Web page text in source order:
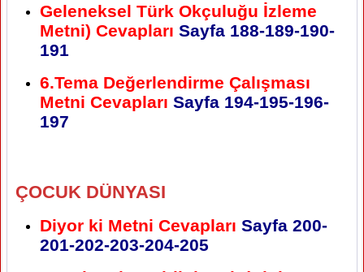
Geleneksel Türk Okçuluğu İzleme
Metni) Cevapları Sayfa 188-189-190-
191
6.Tema Değerlendirme Çalışması
Metni Cevapları Sayfa 194-195-196-
197
ÇOCUK DÜNYASI
Diyor ki Metni Cevapları Sayfa 200-
201-202-203-204-205